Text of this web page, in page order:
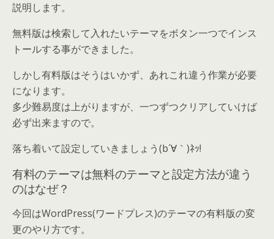
説明します。
無料版は検索して入れたいテーマをボタン一つでインス
トールする事ができました。
しかし有料版はそうはいかず、あれこれ違う作業が必要
になります。
多少難易度は上がりますが、一つずつクリアしていけば
必ず出来ますので。
落ち着いて設定していきましょう(b´∀｀)ﾈｯ!
有料のテーマは無料のテーマと設定方法が違う
のはなぜ？
今回はWordPress(ワードプレス)のテーマの有料版の変
更のやり方です。